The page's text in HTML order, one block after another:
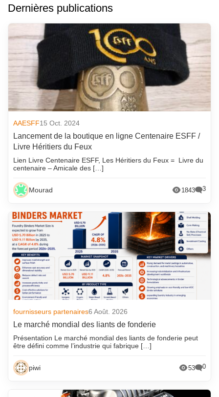
Dernières publications
AAESFF15 Oct. 2024
Lancement de la boutique en ligne Centenaire ESFF /
Livre Héritiers du Feux
Lien Livre Centenaire ESFF, Les Héritiers du Feux = Livre du
centenaire – Amicale des […]
Mourad 1843 3
fournisseurs partenaires6 Août. 2026
Le marché mondial des liants de fonderie
Présentation Le marché mondial des liants de fonderie peut
être défini comme l’industrie qui fabrique […]
piwi 53 0